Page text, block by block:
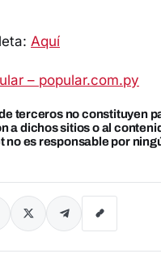
Aquí
– popular.com.py
terceros no constituyen
a dichos sitios o al
no es responsable por